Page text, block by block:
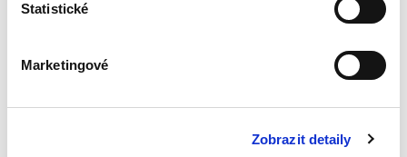
Statistické
Marketingové
Zobrazit detaily
340,00 Kč
Nová monografie se věnuje problematice
nepominutelného dědice, jeho vydědění a
nového občanského zákoníku v roce 2014 stala